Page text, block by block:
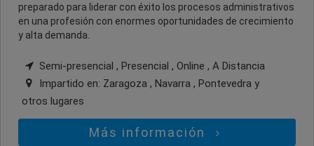
preparado para liderar con éxito los procesos administrativos
en una profesión con enormes oportunidades de crecimiento
y alta demanda.
Semi-presencial , Presencial , Online , A Distancia
Impartido en: Zaragoza , Navarra , Pontevedra y
otros lugares
Más información